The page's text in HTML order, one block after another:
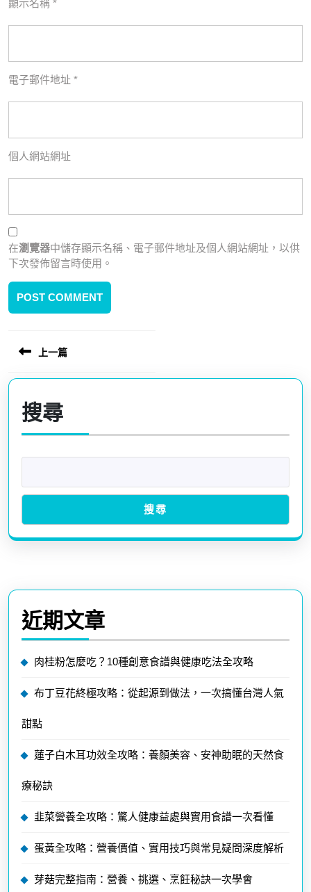
顯示名稱 *
電子郵件地址 *
個人網站網址
在瀏覽器中儲存顯示名稱、電子郵件地址及個人網站網址，以供
下次發佈留言時使用。
文
章
導
覽
上一篇
Previous
post:
搜尋
搜尋
近期文章
肉桂粉怎麼吃？10種創意食譜與健康吃法全攻略
布丁豆花終極攻略：從起源到做法，一次搞懂台灣人氣
甜點
蓮子白木耳功效全攻略：養顏美容、安神助眠的天然食
療秘訣
韭菜營養全攻略：驚人健康益處與實用食譜一次看懂
蛋黃全攻略：營養價值、實用技巧與常見疑問深度解析
芽菇完整指南：營養、挑選、烹飪秘訣一次學會